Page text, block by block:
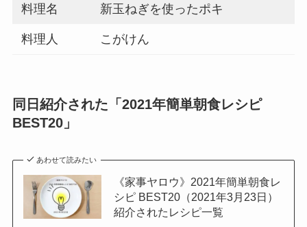
料理名 新玉ねぎを使ったポキ
料理人 こがけん
同日紹介された「2021年簡単朝食レシピ
BEST20」
あわせて読みたい
《家事ヤロウ》2021年簡単朝食レ
シピ BEST20（2021年3月23日）
紹介されたレシピ一覧